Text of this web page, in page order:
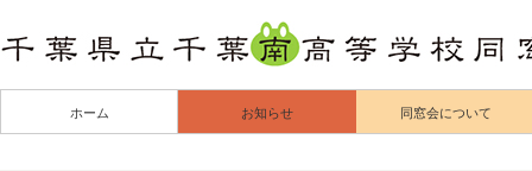
ホーム お知らせ 同窓会について